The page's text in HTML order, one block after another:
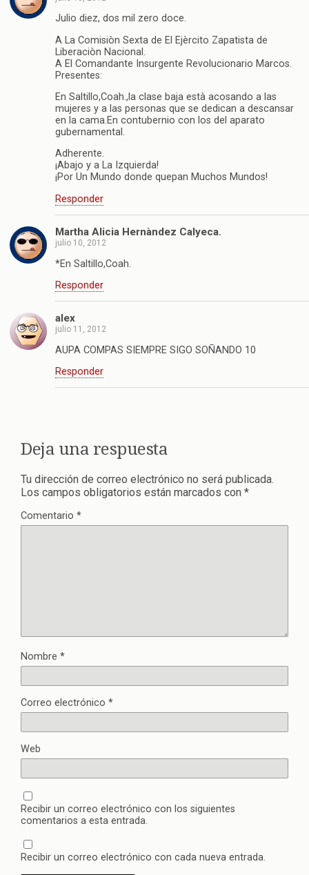
Julio diez, dos mil zero doce.
A La Comisiòn Sexta de El Ejèrcito Zapatista de
Liberaciòn Nacional.
A El Comandante Insurgente Revolucionario Marcos.
Presentes:
En Saltillo,Coah.,la clase baja està acosando a las
mujeres y a las personas que se dedican a descansar
en la cama.En contubernio con los del aparato
gubernamental.
Adherente.
¡Abajo y a La Izquierda!
¡Por Un Mundo donde quepan Muchos Mundos!
Responder
Martha Alicia Hernàndez Calyeca.
julio 10, 2012
*En Saltillo,Coah.
Responder
alex
julio 11, 2012
AUPA COMPAS SIEMPRE SIGO SOÑANDO 10
Responder
Deja una respuesta
Tu dirección de correo electrónico no será publicada.
Los campos obligatorios están marcados con *
Comentario *
Nombre *
Correo electrónico *
Web
Recibir un correo electrónico con los siguientes
comentarios a esta entrada.
Recibir un correo electrónico con cada nueva entrada.